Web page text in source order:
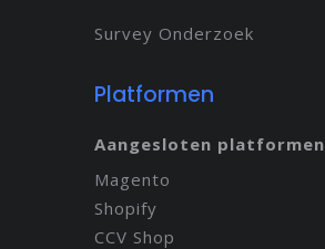
Survey Onderzoek
Platformen
Aangesloten platformen
Magento
Shopify
CCV Shop